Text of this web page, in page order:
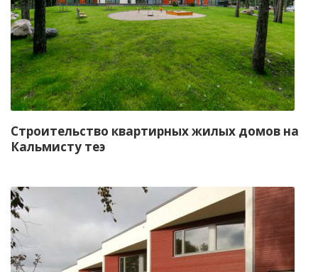
Строительство квартирных жилых домов на
Кальмисту теэ